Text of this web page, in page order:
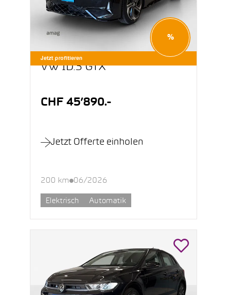
Jetzt profitieren
%
VW ID.3 GTX
CHF 45’890.-
Jetzt Offerte einholen
200 km 06/2026
Elektrisch Automatik